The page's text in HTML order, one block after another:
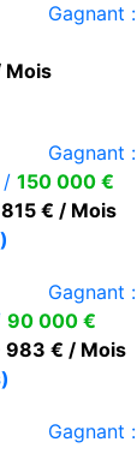
Gagnant :
Mois
Gagnant :
/ 150 000 €
€ / Mois
Gagnant :
90 000 €
983 € / Mois
Gagnant :